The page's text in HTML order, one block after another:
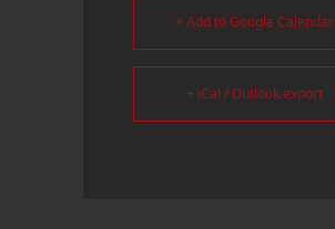
+ Add to Google Calendar
+ iCal / Outlook export